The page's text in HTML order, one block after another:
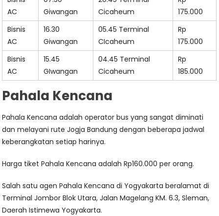
AC
Giwangan
Cicaheum
175.000
Bisnis
AC
16.30
Giwangan
05.45 Terminal
CIcaheum
Rp
175.000
Bisnis
AC
15.45
GIwangan
04.45 Terminal
Cicaheum
Rp
185.000
Pahala Kencana
Pahala Kencana adalah operator bus yang sangat diminati
dan melayani rute Jogja Bandung dengan beberapa jadwal
keberangkatan setiap harinya.
Harga tiket Pahala Kencana adalah Rp160.000 per orang.
Salah satu agen Pahala Kencana di Yogyakarta beralamat di
Terminal Jombor Blok Utara, Jalan Magelang KM. 6.3, Sleman,
Daerah Istimewa Yogyakarta.